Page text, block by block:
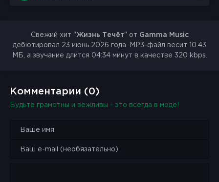
Свежий хит "Жизнь Течёт" от Gamma Music
дебютировал 23 июнь 2026 года. MP3-файл весит 10.43
МБ, а звучание длится 04:34 минут в качестве 320 kbps.
Комментарии (0)
Будьте грамотны и вежливы - это всегда в моде!